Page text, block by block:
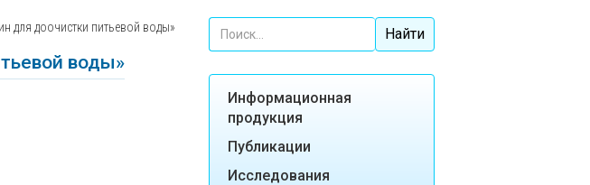
для доочистки питьевой воды»
воды»
Информационная
продукция
Публикации
Исследования